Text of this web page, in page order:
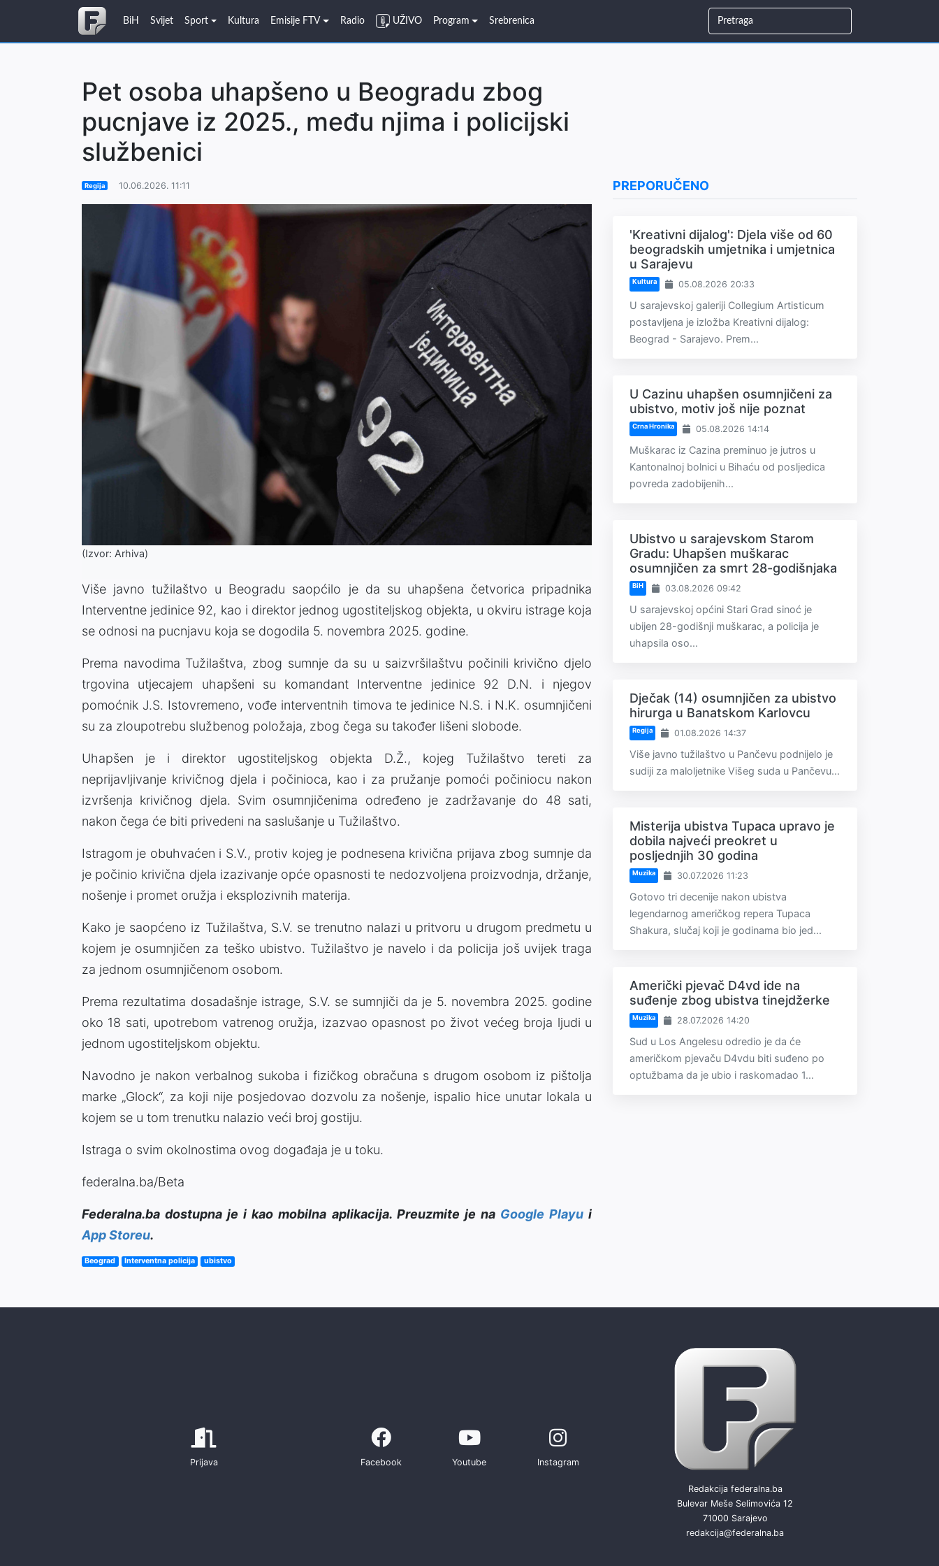
BiH Svijet Sport Kultura Emisije FTV Radio UŽIVO Program Srebrenica
Pet osoba uhapšeno u Beogradu zbog
pucnjave iz 2025., među njima i policijski
službenici
Regija 10.06.2026. 11:11
(Izvor: Arhiva)
Više javno tužilaštvo u Beogradu saopćilo je da su uhapšena četvorica pripadnika
Interventne jedinice 92, kao i direktor jednog ugostiteljskog objekta, u okviru istrage koja
se odnosi na pucnjavu koja se dogodila 5. novembra 2025. godine.
Prema navodima Tužilaštva, zbog sumnje da su u saizvršilaštvu počinili krivično djelo
trgovina utjecajem uhapšeni su komandant Interventne jedinice 92 D.N. i njegov
pomoćnik J.S. Istovremeno, vođe interventnih timova te jedinice N.S. i N.K. osumnjičeni
su za zloupotrebu službenog položaja, zbog čega su također lišeni slobode.
Uhapšen je i direktor ugostiteljskog objekta D.Ž., kojeg Tužilaštvo tereti za
neprijavljivanje krivičnog djela i počinioca, kao i za pružanje pomoći počiniocu nakon
izvršenja krivičnog djela. Svim osumnjičenima određeno je zadržavanje do 48 sati,
nakon čega će biti privedeni na saslušanje u Tužilaštvo.
Istragom je obuhvaćen i S.V., protiv kojeg je podnesena krivična prijava zbog sumnje da
je počinio krivična djela izazivanje opće opasnosti te nedozvoljena proizvodnja, držanje,
nošenje i promet oružja i eksplozivnih materija.
Kako je saopćeno iz Tužilaštva, S.V. se trenutno nalazi u pritvoru u drugom predmetu u
kojem je osumnjičen za teško ubistvo. Tužilaštvo je navelo i da policija još uvijek traga
za jednom osumnjičenom osobom.
Prema rezultatima dosadašnje istrage, S.V. se sumnjiči da je 5. novembra 2025. godine
oko 18 sati, upotrebom vatrenog oružja, izazvao opasnost po život većeg broja ljudi u
jednom ugostiteljskom objektu.
Navodno je nakon verbalnog sukoba i fizičkog obračuna s drugom osobom iz pištolja
marke „Glock“, za koji nije posjedovao dozvolu za nošenje, ispalio hice unutar lokala u
kojem se u tom trenutku nalazio veći broj gostiju.
Istraga o svim okolnostima ovog događaja je u toku.
federalna.ba/Beta
Federalna.ba dostupna je i kao mobilna aplikacija. Preuzmite je na Google Playui
App Storeu.
Beograd Interventna policija ubistvo
PREPORUČENO
'Kreativni dijalog': Djela više od 60
beogradskih umjetnika i umjetnica
u Sarajevu
Kultura 05.08.2026 20:33
U sarajevskoj galeriji Collegium Artisticum
postavljena je izložba Kreativni dijalog:
Beograd - Sarajevo. Prem...
U Cazinu uhapšen osumnjičeni za
ubistvo, motiv još nije poznat
Crna Hronika 05.08.2026 14:14
Muškarac iz Cazina preminuo je jutros u
Kantonalnoj bolnici u Bihaću od posljedica
povreda zadobijenih...
Ubistvo u sarajevskom Starom
Gradu: Uhapšen muškarac
osumnjičen za smrt 28-godišnjaka
BiH 03.08.2026 09:42
U sarajevskoj općini Stari Grad sinoć je
ubijen 28-godišnji muškarac, a policija je
uhapsila oso...
Dječak (14) osumnjičen za ubistvo
hirurga u Banatskom Karlovcu
Regija 01.08.2026 14:37
Više javno tužilaštvo u Pančevu podnijelo je
sudiji za maloljetnike Višeg suda u Pančevu...
Misterija ubistva Tupaca upravo je
dobila najveći preokret u
posljednjih 30 godina
Muzika 30.07.2026 11:23
Gotovo tri decenije nakon ubistva
legendarnog američkog repera Tupaca
Shakura, slučaj koji je godinama bio jed...
Američki pjevač D4vd ide na
suđenje zbog ubistva tinejdžerke
Muzika 28.07.2026 14:20
Sud u Los Angelesu odredio je da će
američkom pjevaču D4vdu biti suđeno po
optužbama da je ubio i raskomadao 1...
Prijava Facebook Youtube Instagram
Redakcija federalna.ba
Bulevar Meše Selimovića 12
71000 Sarajevo
redakcija@federalna.ba